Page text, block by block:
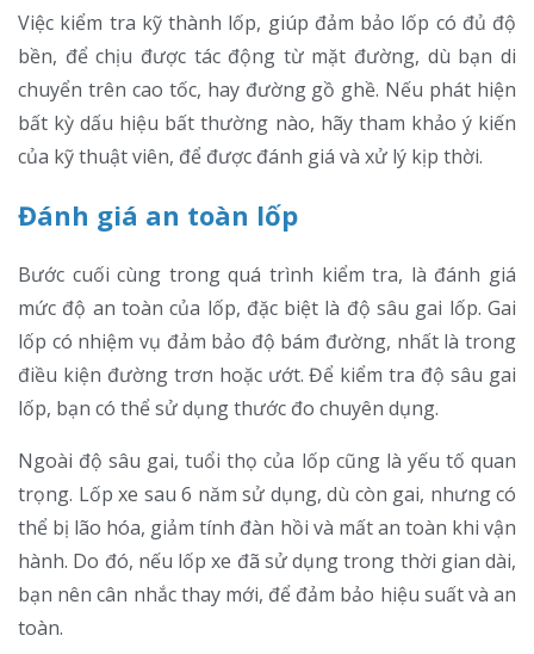
Việc kiểm tra kỹ thành lốp, giúp đảm bảo lốp có đủ độ
bền, để chịu được tác động từ mặt đường, dù bạn di
chuyển trên cao tốc, hay đường gồ ghề. Nếu phát hiện
bất kỳ dấu hiệu bất thường nào, hãy tham khảo ý kiến
của kỹ thuật viên, để được đánh giá và xử lý kịp thời.
Đánh giá an toàn lốp
Bước cuối cùng trong quá trình kiểm tra, là đánh giá
mức độ an toàn của lốp, đặc biệt là độ sâu gai lốp. Gai
lốp có nhiệm vụ đảm bảo độ bám đường, nhất là trong
điều kiện đường trơn hoặc ướt. Để kiểm tra độ sâu gai
lốp, bạn có thể sử dụng thước đo chuyên dụng.
Ngoài độ sâu gai, tuổi thọ của lốp cũng là yếu tố quan
trọng. Lốp xe sau 6 năm sử dụng, dù còn gai, nhưng có
thể bị lão hóa, giảm tính đàn hồi và mất an toàn khi vận
hành. Do đó, nếu lốp xe đã sử dụng trong thời gian dài,
bạn nên cân nhắc thay mới, để đảm bảo hiệu suất và an
toàn.